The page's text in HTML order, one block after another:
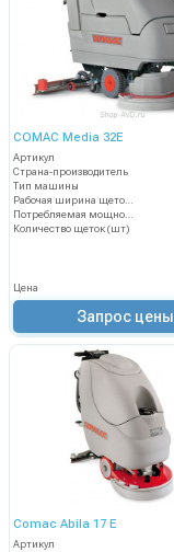
COMAC Media 32E
Артикул
Страна-производитель
Тип машины
Количество щеток (шт)
Цена
Запрос цены
Comac Abila 17 E
Артикул